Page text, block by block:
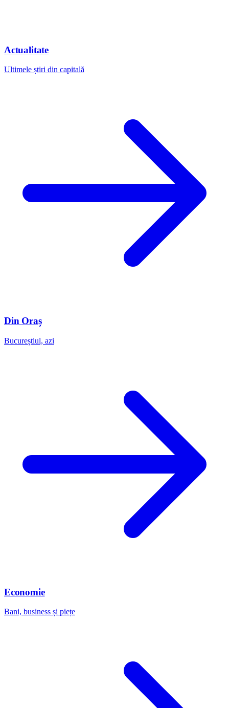
Actualitate
Ultimele știri din capitală
Din Oraș
Bucureștiul, azi
Economie
Bani, business și piețe